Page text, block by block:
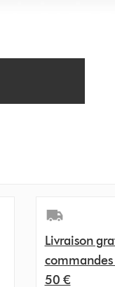
Livraison
50 €